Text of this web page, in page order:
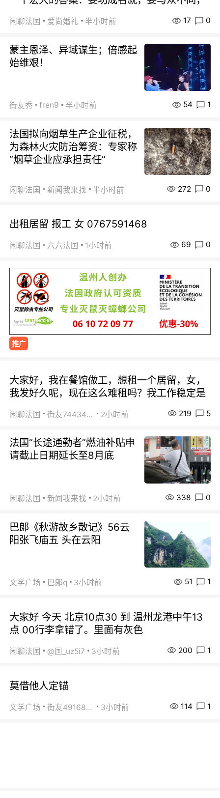
闲聊法国 爱尚婚礼 半小时前 17 0
蒙主恩泽、异域谋生；倍感起
始维艰！
街友秀 fren9 半小时前 54 1
法国拟向烟草生产企业征税，
为森林火灾防治筹资：专家称
“烟草企业应承担责任”
闲聊法国 新闻我来找 半小时前 272 0
出租居留 报工 女 0767591468
闲聊法国 六六法国 1小时前 69 0
推广
大家好，我在餐馆做工，想租一个居留，女，
我发好久呢，现在这么难租吗？我工作稳定是
闲聊法国 街友74434350 2小时前 219 5
法国“长途通勤者”燃油补贴申
请截止日期延长至8月底
闲聊法国 新闻我来找 2小时前 338 0
巴郞《秋游故乡散记》56云
阳张飞庙五 头在云阳
文学广场 巴郞q 3小时前 51 1
大家好 今天 北京10点30 到 温州龙港中午13
点 00行李拿错了。里面有灰色
闲聊法国 @国_uz5i7 3小时前 200 1
莫借他人定锚
文学广场 街友49168527 3小时前 114 1